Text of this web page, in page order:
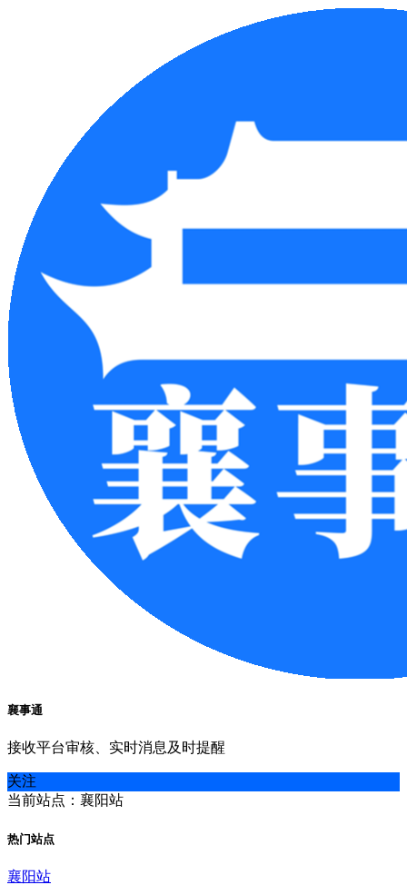
襄事通
接收平台审核、实时消息及时提醒
关注
当前站点：襄阳站
热门站点
襄阳站